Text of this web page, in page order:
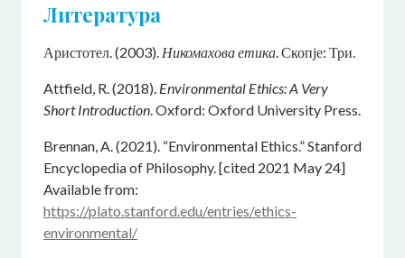
Литература
Аристотел. (2003). Никомахова етика. Скопје: Три.
Attfield, R. (2018). Environmental Ethics: A Very
Short Introduction. Oxford: Oxford University Press.
Brennan, A. (2021). “Environmental Ethics.” Stanford
Encyclopedia of Philosophy. [cited 2021 May 24]
Available from:
https://plato.stanford.edu/entries/ethics-
environmental/